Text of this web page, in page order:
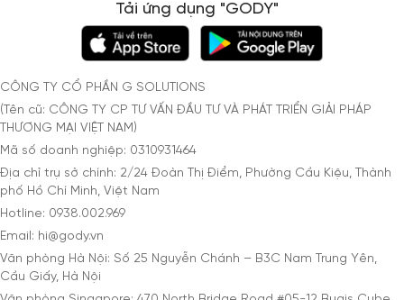
Tải ứng dụng "GODY"
CÔNG TY CỔ PHẦN G SOLUTIONS
(Tên cũ: CÔNG TY CP TƯ VẤN ĐẦU TƯ VÀ PHÁT TRIỂN GIẢI PHÁP
THƯƠNG MẠI VIỆT NAM)
Mã số doanh nghiệp: 0310931464
Địa chỉ trụ sở chính: 2/24 Đoàn Thị Điểm, Phường Cầu Kiệu, Thành
phố Hồ Chí Minh, Việt Nam
Hotline: 0938.002.969
Email: hi@gody.vn
Văn phòng Hà Nội: Số 25 Nguyễn Chánh – B3C Nam Trung Yên,
Cầu Giấy, Hà Nội